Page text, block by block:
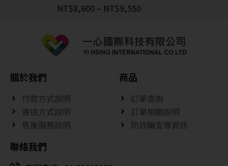
NT$8,600 – NT$9,550
關於我們
付款方式說明
寄送方式說明
售後服務說明
商品
訂單查詢
訂單相關說明
防詐騙宣導資訊
聯絡我們